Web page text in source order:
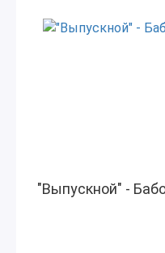
"Выпускной" -